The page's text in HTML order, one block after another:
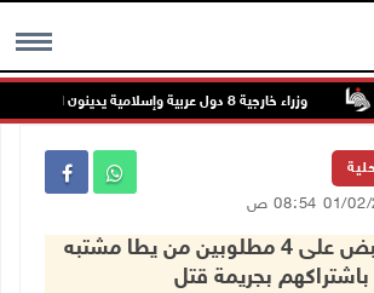
MENU وزراء خارجية 8 دول عربية وإسلامية يدينون الانتهاكات الإسرائيلية المتواصلة في غزة
ارزيقات: القبض على 4 مطلوبين من يطا مشتبه
باشتراكهم بجريمة قتل